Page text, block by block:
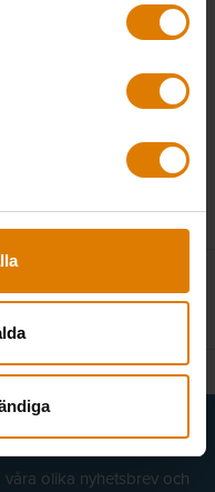
och
påverkans­arbete på
med bl.a. Nils
Adjungerad
i din inkorg
olika nyhetsbrev och